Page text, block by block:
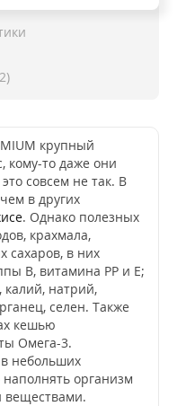
крупный
кому-то даже они
совсем не так. В
в других
. Однако полезных
крахмала,
сахаров, в них
В, витамина РР и Е;
калий, натрий,
селен. Также
кешью
Омега-3.
небольших
организм